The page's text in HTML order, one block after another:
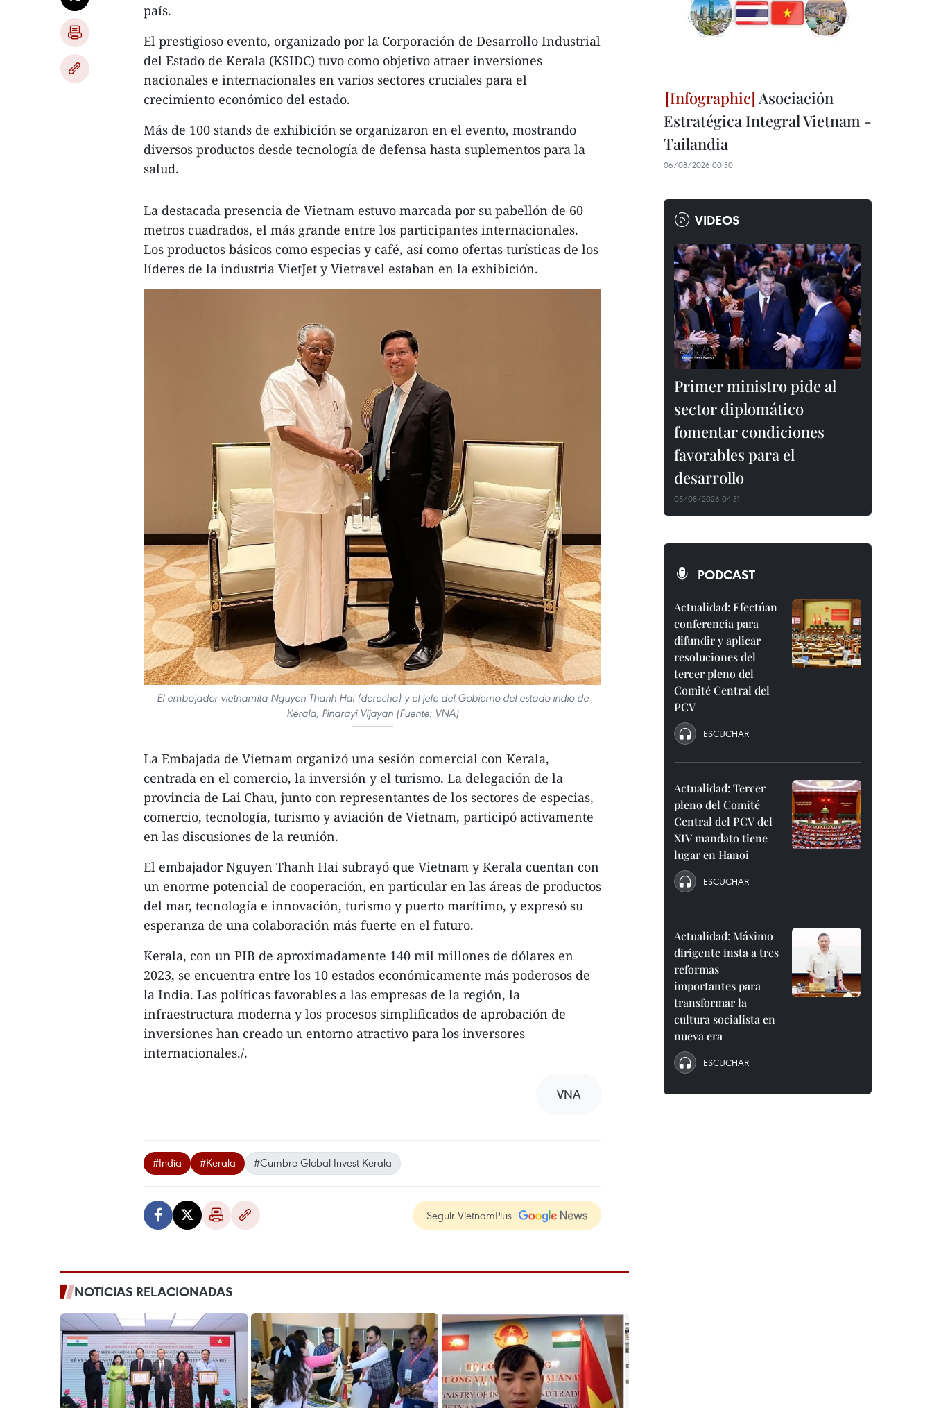
país.
El prestigioso evento, organizado por la Corporación de Desarrollo Industrial
del Estado de Kerala (KSIDC) tuvo como objetivo atraer inversiones
nacionales e internacionales en varios sectores cruciales para el
crecimiento económico del estado.
Más de 100 stands de exhibición se organizaron en el evento, mostrando
diversos productos desde tecnología de defensa hasta suplementos para la
salud.
La destacada presencia de Vietnam estuvo marcada por su pabellón de 60
metros cuadrados, el más grande entre los participantes internacionales.
Los productos básicos como especias y café, así como ofertas turísticas de los
líderes de la industria VietJet y Vietravel estaban en la exhibición.
El embajador vietnamita Nguyen Thanh Hai (derecha) y el jefe del Gobierno del estado indio de
Kerala, Pinarayi Vijayan (Fuente: VNA)
La Embajada de Vietnam organizó una sesión comercial con Kerala,
centrada en el comercio, la inversión y el turismo. La delegación de la
provincia de Lai Chau, junto con representantes de los sectores de especias,
comercio, tecnología, turismo y aviación de Vietnam, participó activamente
en las discusiones de la reunión.
El embajador Nguyen Thanh Hai subrayó que Vietnam y Kerala cuentan con
un enorme potencial de cooperación, en particular en las áreas de productos
del mar, tecnología e innovación, turismo y puerto marítimo, y expresó su
esperanza de una colaboración más fuerte en el futuro.
Kerala, con un PIB de aproximadamente 140 mil millones de dólares en
2023, se encuentra entre los 10 estados económicamente más poderosos de
la India. Las políticas favorables a las empresas de la región, la
infraestructura moderna y los procesos simplificados de aprobación de
inversiones han creado un entorno atractivo para los inversores
internacionales./.
VNA
#India #Kerala #Cumbre Global Invest Kerala
Seguir VietnamPlus
NOTICIAS RELACIONADAS
Asociación
Estratégica Integral Vietnam -
Tailandia
06/08/2026 00:30
VIDEOS
Primer ministro pide al
sector diplomático
fomentar condiciones
favorables para el
desarrollo
05/08/2026 04:31
PODCAST
Actualidad: Efectúan
conferencia para
difundir y aplicar
resoluciones del
tercer pleno del
Comité Central del
PCV
ESCUCHAR
Actualidad: Tercer
pleno del Comité
Central del PCV del
XIV mandato tiene
lugar en Hanoi
ESCUCHAR
Actualidad: Máximo
dirigente insta a tres
reformas
importantes para
transformar la
cultura socialista en
nueva era
ESCUCHAR